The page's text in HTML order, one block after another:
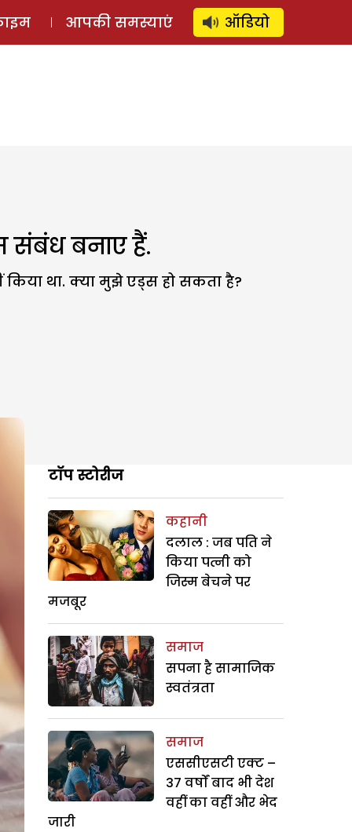
लॉग इन ⚲ SUBSCRIBE
आपकी समस्याएं ऑडियो
बनाए हैं.
था. क्या मुझे एड्स हो सकता है?
टॉप स्टोरीज
कहानी
दलाल : जब पति ने
किया पत्नी को
जिस्म बेचने पर
मजबूर
समाज
सपना है सामाजिक
स्वतंत्रता
समाज
एससीएसटी एक्ट –
37 वर्षों बाद भी देश
वहीं का वहीं और भेद
जारी